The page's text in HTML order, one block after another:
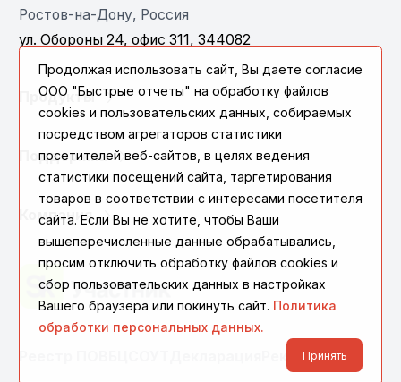
Ростов-на-Дону, Россия
ул. Обороны 24, офис 311, 344082
Продукты
Поддержка
Компания
Реквизиты
Продолжая использовать сайт, Вы даете согласие
ООО "Быстрые отчеты" на обработку файлов
cookies и пользовательских данных, собираемых
посредством агрегаторов статистики
посетителей веб-сайтов, в целях ведения
статистики посещений сайта, таргетирования
товаров в соответствии с интересами посетителя
сайта. Если Вы не хотите, чтобы Ваши
вышеперечисленные данные обрабатывались,
просим отключить обработку файлов cookies и
сбор пользовательских данных в настройках
Вашего браузера или покинуть сайт. Политика
обработки персональных данных.
Принять